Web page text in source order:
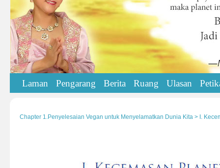
Laman Pengarang Berita Ruang Ulasan
Chapter 1.Penyelesaian Vegan untuk Menyelamatkan Dunia Kita > I.